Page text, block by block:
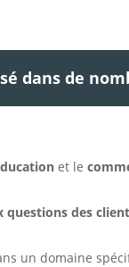
dans de
et le
questions des
un domaine